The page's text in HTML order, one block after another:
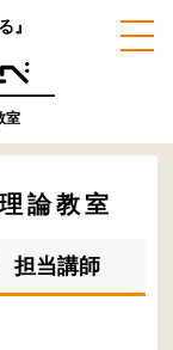
』
室
論教室
担当講師